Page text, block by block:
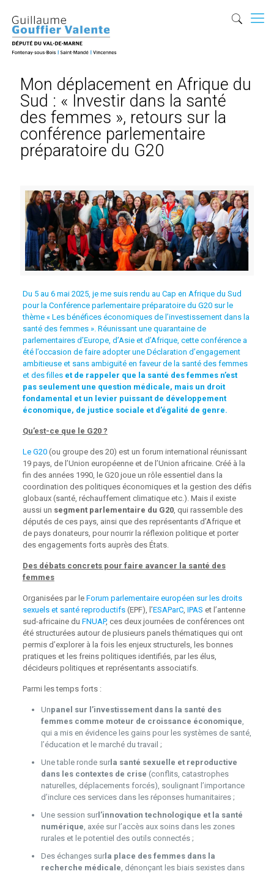
Mon déplacement en Afrique du
Sud : « Investir dans la santé
des femmes », retours sur la
conférence parlementaire
préparatoire du G20
Du 5 au 6 mai 2025, je me suis rendu au Cap en Afrique du Sud
pour la Conférence parlementaire préparatoire du G20 sur le
thème « Les bénéfices économiques de l’investissement dans la
santé des femmes ». Réunissant une quarantaine de
parlementaires d’Europe, d’Asie et d’Afrique, cette conférence a
été l’occasion de faire adopter une Déclaration d’engagement
ambitieuse et sans ambiguïté en faveur de la santé des femmes
et des filleset de rappeler que la santé des femmes n’est
pas seulement une question médicale, mais un droit
fondamental et un levier puissant de développement
économique, de justice sociale et d’égalité de genre.
Qu’est-ce que le G20 ?
Le G20(ou groupe des 20) est un forum international réunissant
19 pays, de l’Union européenne et de l’Union africaine. Créé à la
fin des années 1990, le G20 joue un rôle essentiel dans la
coordination des politiques économiques et la gestion des défis
globaux (santé, réchauffement climatique etc.). Mais il existe
aussi un segment parlementaire du G20, qui rassemble des
députés de ces pays, ainsi que des représentants d’Afrique et
de pays donateurs, pour nourrir la réflexion politique et porter
des engagements forts auprès des États.
Des débats concrets pour faire avancer la santé des
femmes
Organisées par le Forum parlementaire européen sur les droits
sexuels et santé reproductifs(EPF), l’ESAParC, IPAS et l’antenne
sud-africaine du FNUAP, ces deux journées de conférences ont
été structurées autour de plusieurs panels thématiques qui ont
permis d’explorer à la fois les enjeux structurels, les bonnes
pratiques et les freins politiques identifiés, par les élus,
décideurs politiques et représentants associatifs.
Parmi les temps forts :
Unpanel sur l’investissement dans la santé des
femmes comme moteur de croissance économique,
qui a mis en évidence les gains pour les systèmes de santé,
l’éducation et le marché du travail ;
Une table ronde surla santé sexuelle et reproductive
dans les contextes de crise (conflits, catastrophes
naturelles, déplacements forcés), soulignant l’importance
d’inclure ces services dans les réponses humanitaires ;
Une session surl’innovation technologique et la santé
numérique, axée sur l’accès aux soins dans les zones
rurales et le potentiel des outils connectés ;
Des échanges surla place des femmes dans la
recherche médicale, dénonçant les biais sexistes dans